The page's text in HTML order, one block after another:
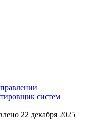
систем
22 декабря 2025